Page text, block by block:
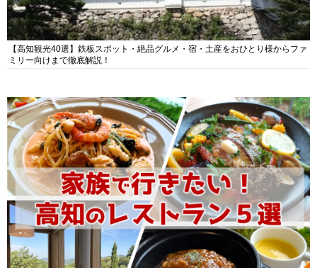
【高知観光40選】鉄板スポット・絶品グルメ・宿・土産をおひとり様からファ
ミリー向けまで徹底解説！